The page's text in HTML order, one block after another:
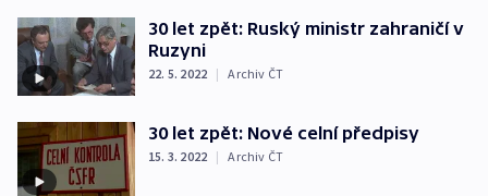
30 let zpět: Ruský ministr zahraničí v
Ruzyni
22. 5. 2022 | Archiv ČT
30 let zpět: Nové celní předpisy
15. 3. 2022 | Archiv ČT